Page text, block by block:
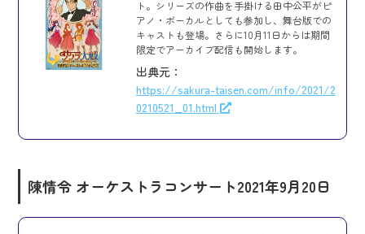
ト。シリーズの作曲を手掛ける田中公平がピ
アノ・ボーカルとしても参加し、舞台版での
キャストも登場。さらに10月11日からは期間
限定でアーカイブ配信も開始します。
出典元：
https://sakura-taisen.com/info/2021/2
0210521_01.html
陳情令 オーケストラコンサート2021年9月20日